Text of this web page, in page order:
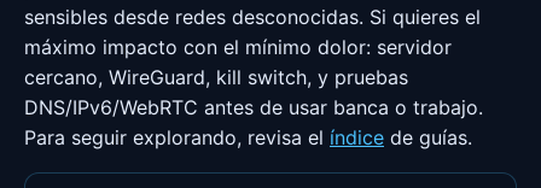
sensibles desde redes desconocidas. Si quieres el
máximo impacto con el mínimo dolor: servidor
cercano, WireGuard, kill switch, y pruebas
DNS/IPv6/WebRTC antes de usar banca o trabajo.
Para seguir explorando, revisa el índice de guías.